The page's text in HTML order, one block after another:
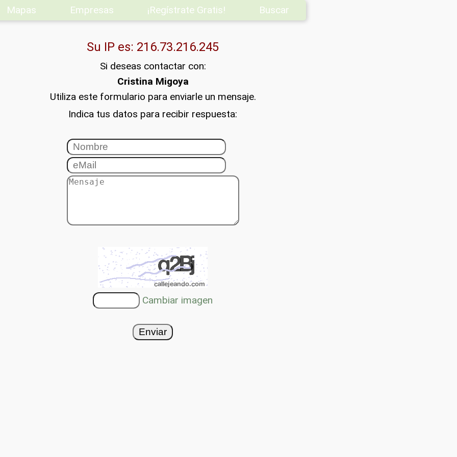
Mapas Empresas ¡Regístrate Gratis! Buscar
Su IP es: 216.73.216.245
Si deseas contactar con:
Cristina Migoya
Utiliza este formulario para enviarle un mensaje.
Indica tus datos para recibir respuesta:
Cambiar imagen